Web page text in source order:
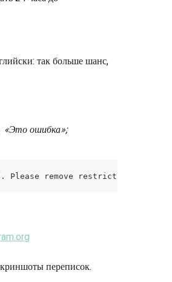
так больше шанс,
ошибка»;
remove restrictions
переписок.